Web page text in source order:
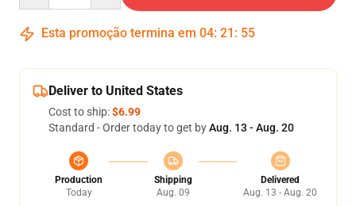
Esta promoção termina em 04: 21 : 54
Deliver to United States
Cost to ship:$6.99
Standard - Order today to get byAug. 13 - Aug. 20
Production
Today
Shipping
Aug. 09
Delivered
Aug. 13 - Aug. 20